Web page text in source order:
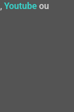
,Youtubeou